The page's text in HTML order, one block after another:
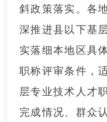
斜政策落实。各
深推进县以下基
实落细本地区具
职称评审条件，
层专业技术人才
完成情况、群众